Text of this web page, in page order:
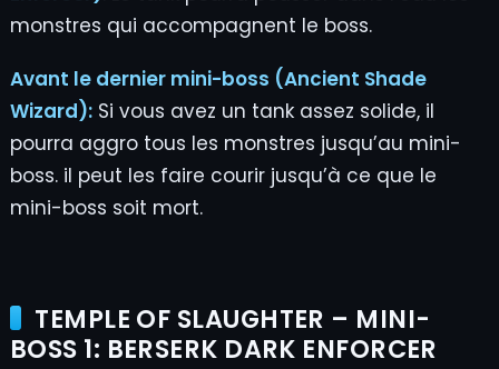
monstres qui accompagnent le boss.
Avant le dernier mini-boss (Ancient Shade
Wizard):Si vous avez un tank assez solide, il
pourra aggro tous les monstres jusqu’au mini-
boss. il peut les faire courir jusqu’à ce que le
mini-boss soit mort.
TEMPLE OF SLAUGHTER – MINI-
BOSS 1: BERSERK DARK ENFORCER